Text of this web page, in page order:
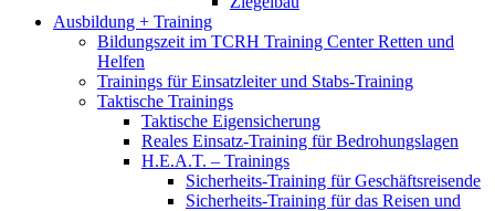
Ausbildung + Training
Bildungszeit im TCRH Training Center Retten und
Helfen
Trainings für Einsatzleiter und Stabs-Training
Taktische Trainings
Taktische Eigensicherung
Reales Einsatz-Training für Bedrohungslagen
H.E.A.T. – Trainings
Sicherheits-Training für Geschäftsreisende
Sicherheits-Training für das Reisen und